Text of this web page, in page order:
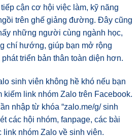
cận cơ hội việc làm, kỹ năng
trên ghế giảng đường. Đây cũng
những người cùng ngành học,
chí hướng, giúp bạn mở rộng
triển bản thân toàn diện hơn.
sinh viên không hề khó nếu bạn
kiếm link nhóm Zalo trên Facebook.
nhập từ khóa “zalo.me/g/ sinh
các hội nhóm, fanpage, các bài
link nhóm Zalo về sinh viên.